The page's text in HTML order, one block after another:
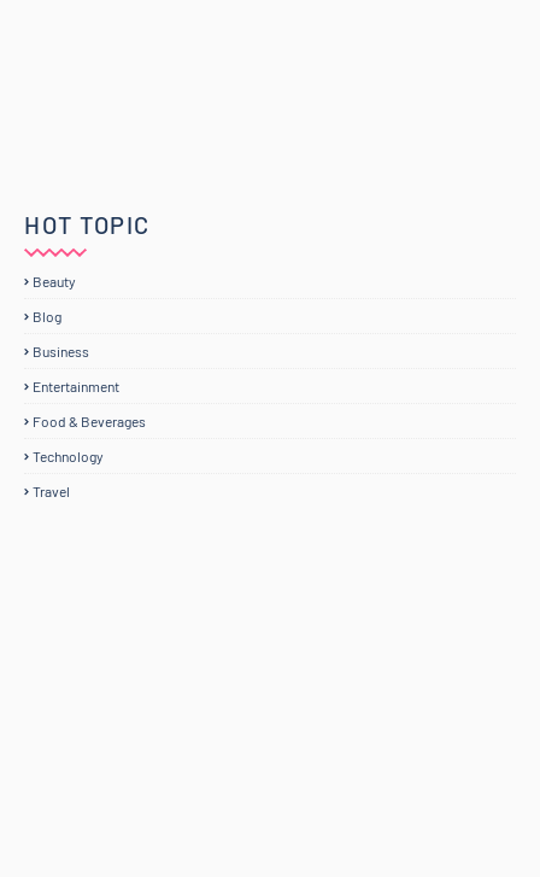
HOT TOPIC
Beauty
Blog
Business
Entertainment
Food & Beverages
Technology
Travel